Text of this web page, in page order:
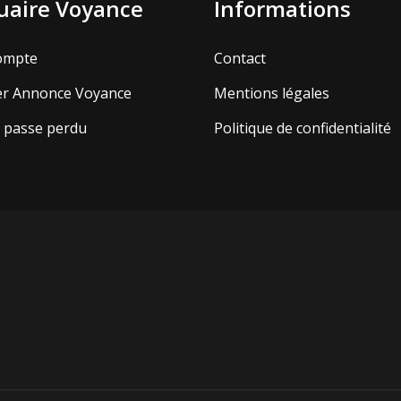
Voyance
Annonce Voyance
perdu
Informations
Contact
Mentions légales
Politique de confidentialité